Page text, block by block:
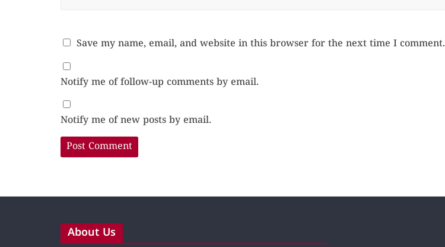
Save my name, email, and website in this browser for the next time I comment.
Notify me of follow-up comments by email.
Notify me of new posts by email.
About Us